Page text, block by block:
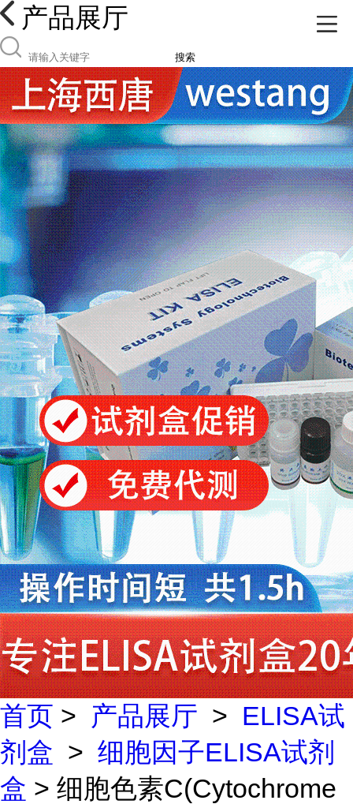
产品展厅
搜索
首页 > 产品展厅 > ELISA试
剂盒 > 细胞因子ELISA试剂
盒 > 细胞色素C(Cytochrome